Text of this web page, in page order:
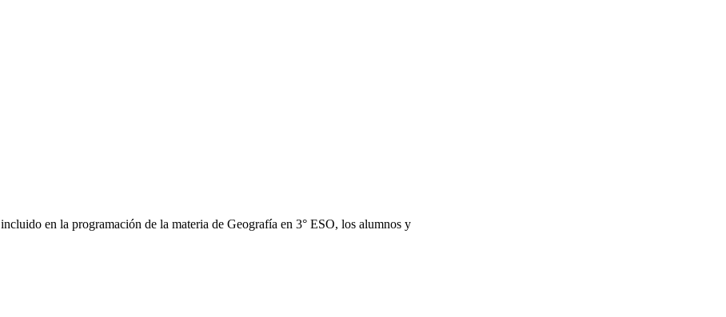
en la programación de la materia de Geografía en 3° ESO, los alumnos y